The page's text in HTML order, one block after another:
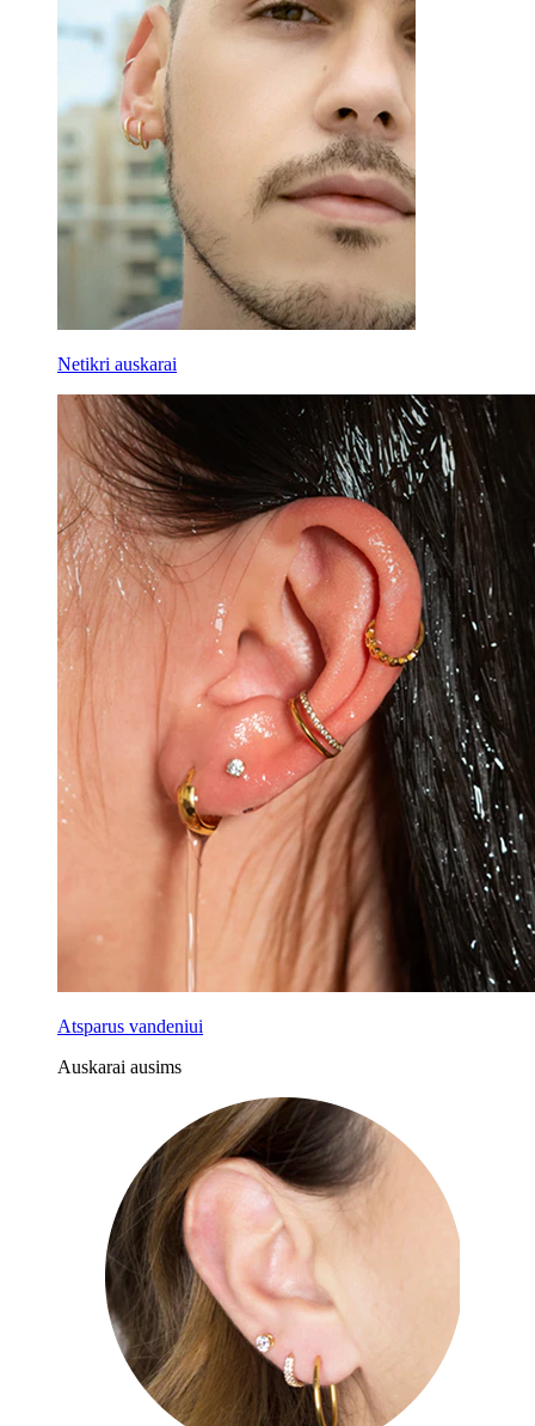
Netikri auskarai
Atsparus vandeniui
Auskarai ausims